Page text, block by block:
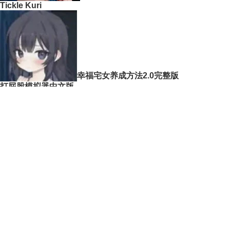
Tickle Kuri
幸福宅女养成方法2.0完整版
打屁股模拟器中文版